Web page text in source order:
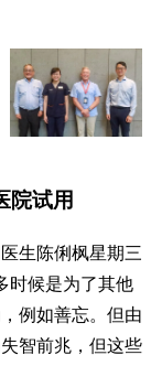
院试用
生陈俐枫星期三
时候是为了其他
例如善忘。但由
智前兆，但这些